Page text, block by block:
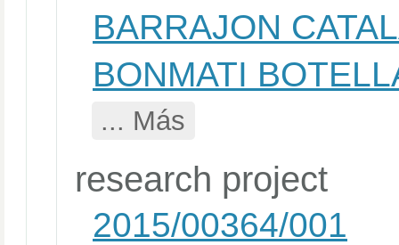
BARRAJON
BONMATI
... Más
research project
2015/00364/001